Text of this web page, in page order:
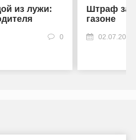
из лужи:
0
Штраф за
газоне
02.07.2025